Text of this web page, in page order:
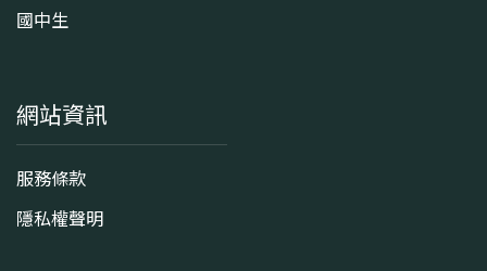
國中生
網站資訊
服務條款
隱私權聲明